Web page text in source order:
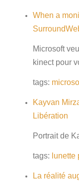
When a
Microsoft
kinect pour
tags:
Kayvan
Libération
Portrait de
tags: lunette
La réalité